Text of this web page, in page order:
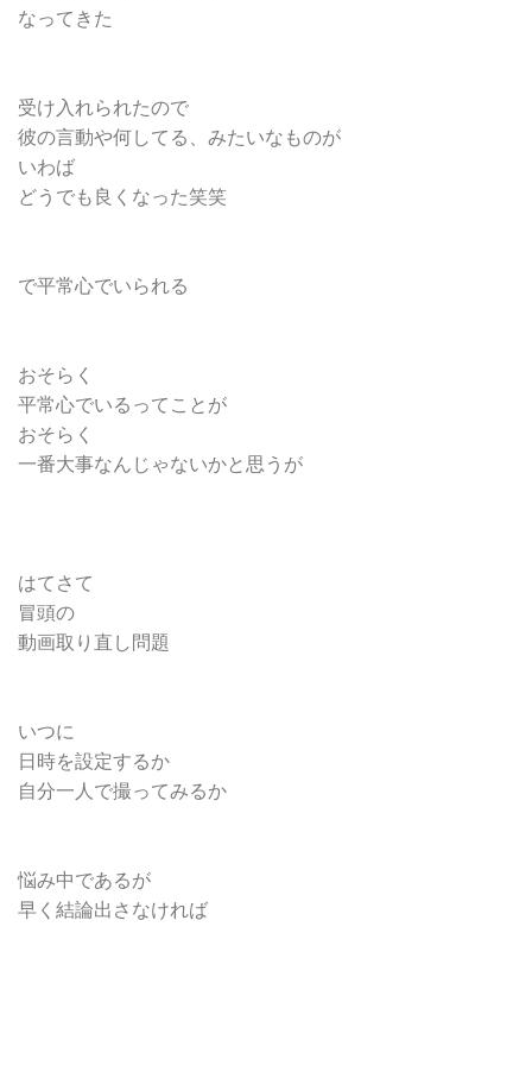
なってきた
受け入れられたので
彼の言動や何してる、みたいなものが
いわば
どうでも良くなった笑笑
で平常心でいられる
おそらく
平常心でいるってことが
おそらく
一番大事なんじゃないかと思うが
はてさて
冒頭の
動画取り直し問題
いつに
日時を設定するか
自分一人で撮ってみるか
悩み中であるが
早く結論出さなければ